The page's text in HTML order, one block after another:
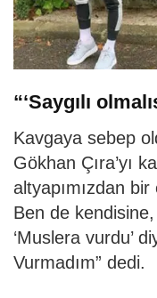
“‘Saygılı
Kavgaya sebep
Gökhan Çıra’yı
altyapımızdan bir
Ben de kendisine,
‘Muslera vurdu’
Vurmadım” dedi.